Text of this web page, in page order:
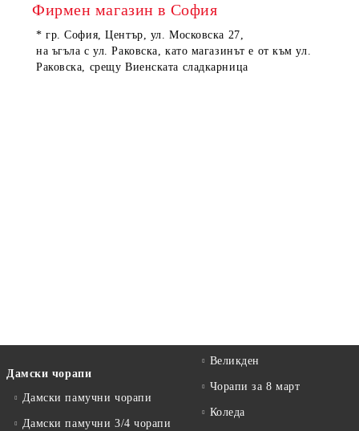
Фирмен магазин в София
* гр. София, Център, ул. Московска 27,
на ъгъла с ул. Раковска, като магазинът е от към ул.
Раковска, срещу Виенската сладкарница
Дамски чорапи
Дамски памучни чорапи
Дамски памучни 3/4 чорапи
Великден
Чорапи за 8 март
Коледа